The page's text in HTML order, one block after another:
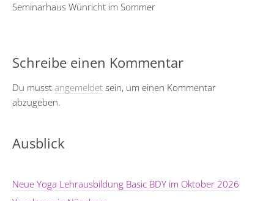
Seminarhaus Wünricht im Sommer
Schreibe einen Kommentar
Du musst angemeldet sein, um einen Kommentar
abzugeben.
Ausblick
Neue Yoga Lehrausbildung Basic BDY im Oktober 2026